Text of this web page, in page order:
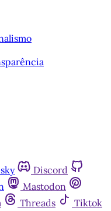
Discord
Mastodon
Threads
Tiktok